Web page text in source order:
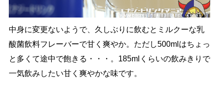
中身に変更ないようで、久しぶりに飲むとミルクーな乳
酸菌飲料フレーバーで甘く爽やか。ただし500mlはちょっ
と多くて途中で飽きる・・・。185mlくらいの飲みきりで
一気飲みしたい甘く爽やかな味です。